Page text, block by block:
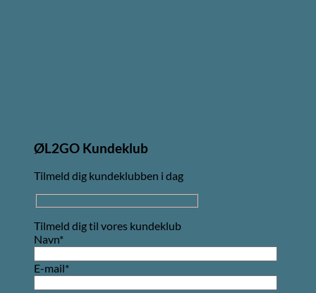
ØL2GO Kundeklub
Tilmeld dig kundeklubben i dag
Tilmeld dig til vores kundeklub
Navn*
E-mail*